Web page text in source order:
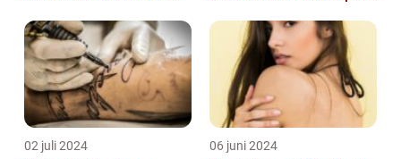
02 juli 2024 06 juni 2024